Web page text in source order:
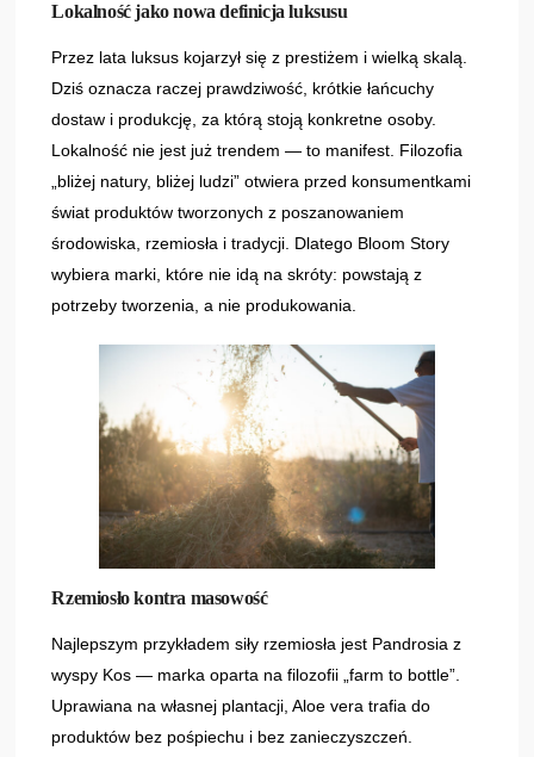
Lokalność jako nowa definicja luksusu
Przez lata luksus kojarzył się z prestiżem i wielką skalą.
Dziś oznacza raczej prawdziwość, krótkie łańcuchy
dostaw i produkcję, za którą stoją konkretne osoby.
Lokalność nie jest już trendem — to manifest. Filozofia
„bliżej natury, bliżej ludzi” otwiera przed konsumentkami
świat produktów tworzonych z poszanowaniem
środowiska, rzemiosła i tradycji. Dlatego Bloom Story
wybiera marki, które nie idą na skróty: powstają z
potrzeby tworzenia, a nie produkowania.
Rzemiosło kontra masowość
Najlepszym przykładem siły rzemiosła jest Pandrosia z
wyspy Kos — marka oparta na filozofii „farm to bottle”.
Uprawiana na własnej plantacji, Aloe vera trafia do
produktów bez pośpiechu i bez zanieczyszczeń.